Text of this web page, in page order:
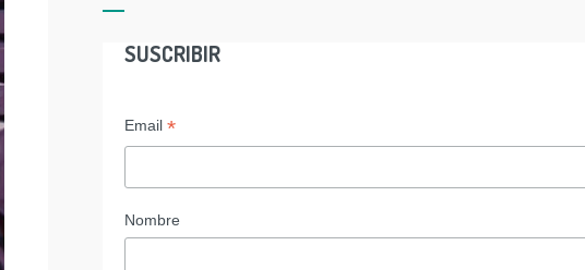
SUSCRIBIR
Email *
Nombre